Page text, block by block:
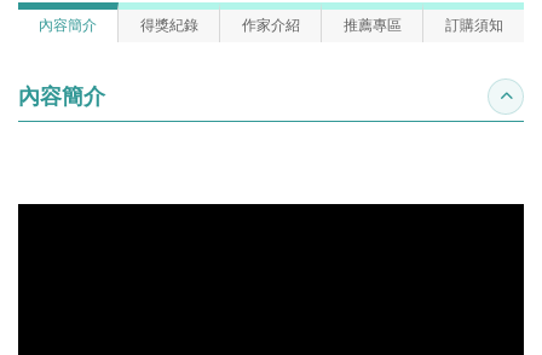
內容簡介 得獎紀錄 作家介紹 推薦專區 訂購須知
內容簡介 收合